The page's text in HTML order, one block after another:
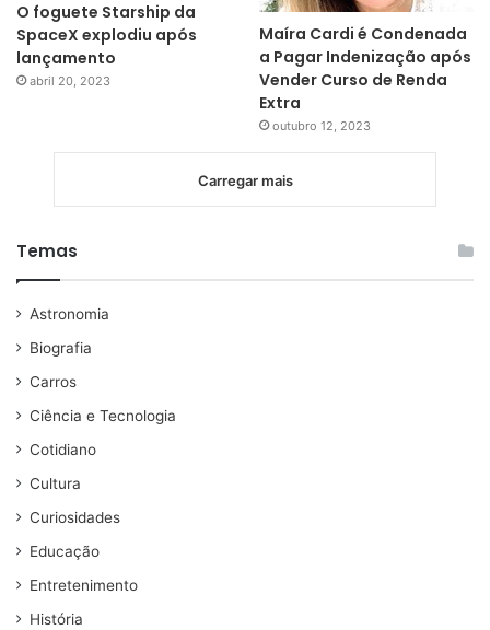
O foguete Starship da
SpaceX explodiu após
lançamento
abril 20, 2023
Maíra Cardi é Condenada
a Pagar Indenização após
Vender Curso de Renda
Extra
outubro 12, 2023
Carregar mais
Temas
Astronomia
Biografia
Carros
Ciência e Tecnologia
Cotidiano
Cultura
Curiosidades
Educação
Entretenimento
História